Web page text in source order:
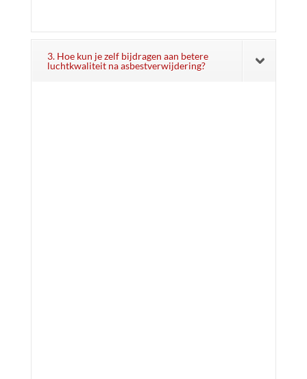
3. Hoe kun je zelf bijdragen aan betere
luchtkwaliteit na asbestverwijdering?